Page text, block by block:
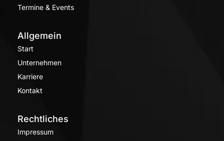
Termine & Events
Allgemein
Start
Unternehmen
Karriere
Kontakt
Rechtliches
Impressum